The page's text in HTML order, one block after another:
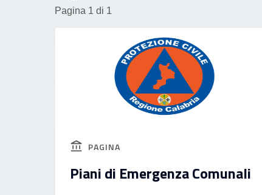
Pagina 1 di 1
PAGINA
Piani di Emergenza Comunali